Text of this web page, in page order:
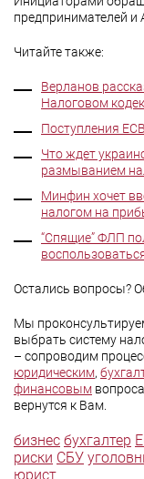
предпринимателей и
Читайте также:
Верланов
Налоговом
Поступления
Что ждет
размыванием
Минфин хочет
налогом на
“Спящие” ФЛП
Остались вопросы?
Мы
выбрать систему
– сопроводим
юридическим,
финансовым
вернутся к Вам.
бизнес бухгалтер
риски СБУ
юрист